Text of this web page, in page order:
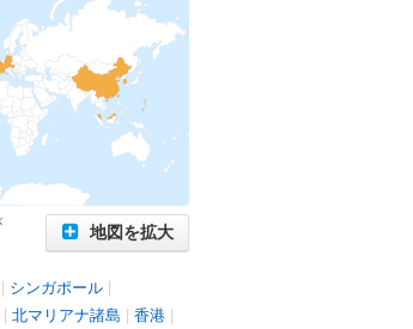
地図を拡大
| シンガポール |
| 北マリアナ諸島 | 香港 |